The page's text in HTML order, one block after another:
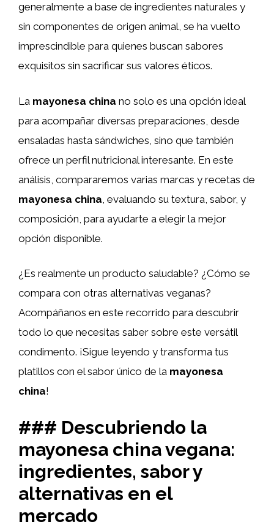
generalmente a base de ingredientes naturales y
sin componentes de origen animal, se ha vuelto
imprescindible para quienes buscan sabores
exquisitos sin sacrificar sus valores éticos.
La mayonesa china no solo es una opción ideal
para acompañar diversas preparaciones, desde
ensaladas hasta sándwiches, sino que también
ofrece un perfil nutricional interesante. En este
análisis, compararemos varias marcas y recetas de
mayonesa china , evaluando su textura, sabor, y
composición, para ayudarte a elegir la mejor
opción disponible.
¿Es realmente un producto saludable? ¿Cómo se
compara con otras alternativas veganas?
Acompáñanos en este recorrido para descubrir
todo lo que necesitas saber sobre este versátil
condimento. ¡Sigue leyendo y transforma tus
platillos con el sabor único de la mayonesa
china!
### Descubriendo la
mayonesa china vegana:
ingredientes, sabor y
alternativas en el
mercado